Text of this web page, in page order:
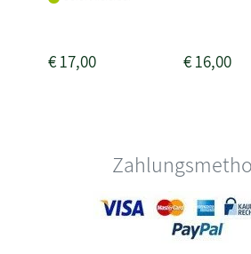
€17,00 €16,00